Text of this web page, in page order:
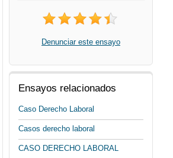
Denunciar este ensayo
Ensayos relacionados
Caso Derecho Laboral
Casos derecho laboral
CASO DERECHO LABORAL